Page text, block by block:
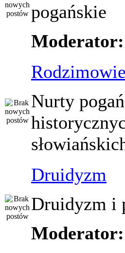
pogańskie
Moderator:
Nurty
Druidyzm
Druidyzm i
Moderator: